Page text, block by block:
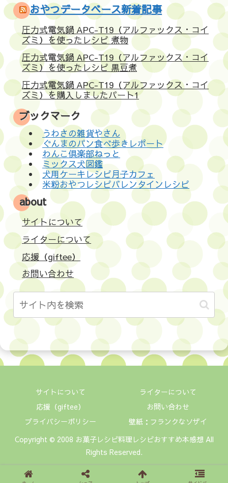
おやつデータベース新着記事
圧力式電気鍋 APC-T19（アルファックス・コイ
ズミ）を使ったレシピ 煮物
圧力式電気鍋 APC-T19（アルファックス・コイ
ズミ）を使ったレシピ 黒豆煮
圧力式電気鍋 APC-T19（アルファックス・コイ
ズミ）を購入しましたパート1
ブックマーク
うわさの雑貨やさん
ぐんまのパン食べ歩きレポート
わんこ倶楽部ねっと
ミックス犬図鑑
犬用ケーキレシピ月子カフェ
米粉おやつレシピバレンタインレシピ
about
サイトについて
ライターについて
応援（giftee）
お問い合わせ
サイトについて
ライターについて
応援（giftee）
お問い合わせ
プライバシーポリシー
壁紙：フランクなソザイ
Copyright © 2008 お菓子レシピ料理レシピおすすめ本感想 All
Rights Reserved.